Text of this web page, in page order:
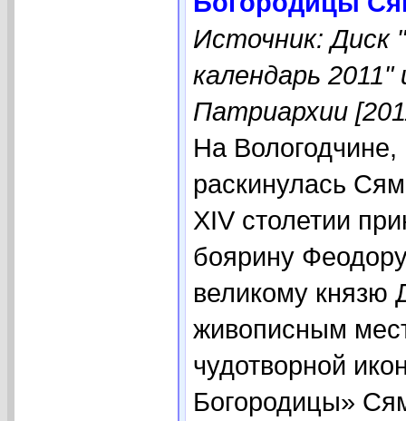
Источник: Диск
календарь
Патриархии
На Вологодчине,
раскинулась
XIV столетии
боярину
великому князю
живописным
чудотворной
Богородицы»